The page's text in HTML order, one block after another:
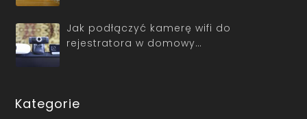
Jak podłączyć kamerę wifi do
rejestratora w domowy…
Kategorie